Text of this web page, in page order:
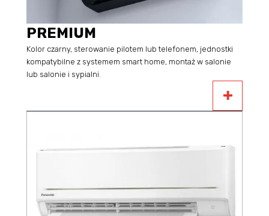
PREMIUM
Kolor czarny, sterowanie pilotem lub telefonem, jednostki
kompatybilne z systemem smart home, montaż w salonie
lub salonie i sypialni.